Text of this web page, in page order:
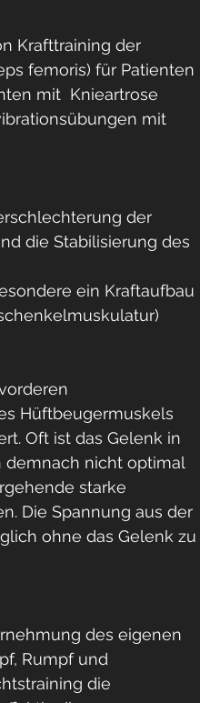
Krafttraining der
femoris) für Patienten
mit  Knieartrose
mit
der
die Stabilisierung des
ein Kraftaufbau
Hüftbeugermuskels
Oft ist das Gelenk in
demnach nicht optimal
starke
Die Spannung aus der
ohne das Gelenk zu
des eigenen
Rumpf und
die